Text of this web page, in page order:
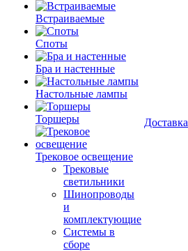
Встраиваемые
Споты
Бра и настенные
Настольные лампы
Торшеры
Трековое освещение
Трековые
светильники
Шинопроводы
и
комплектующие
Системы в
сборе
Доставка